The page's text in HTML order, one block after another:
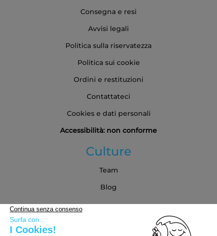
Consegna e resi
Avvisi legali
Politica sulla riservatezza
Politica sui cookie
Ordini e restituzioni
Contattateci
Cookies e dati personali
Accessibilità: non conforme
Culture
Team
Blog